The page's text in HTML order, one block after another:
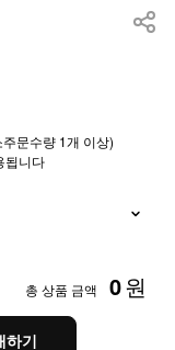
문수량 1개 이상)
됩니다
총 상품 금액 0원
하기